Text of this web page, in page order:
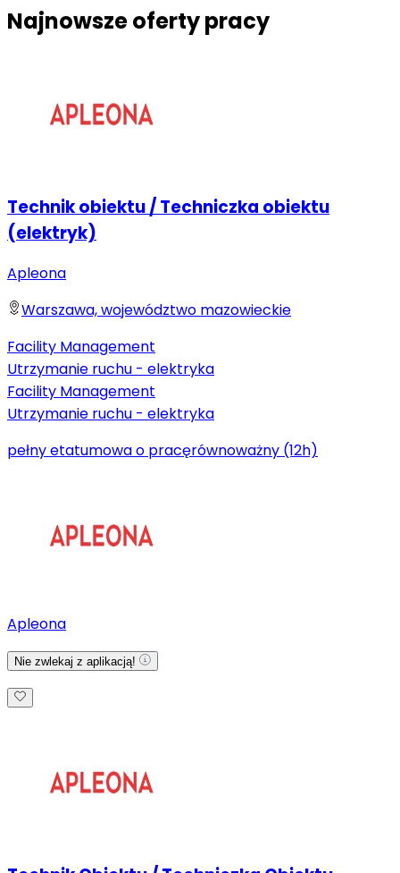
Najnowsze oferty pracy
Technik obiektu / Techniczka obiektu
(elektryk)
Apleona
Warszawa, województwo mazowieckie
Facility Management
Utrzymanie ruchu - elektryka
Facility Management
Utrzymanie ruchu - elektryka
pełny etatumowa o pracęrównoważny (12h)
Apleona
Nie zwlekaj z aplikacją!